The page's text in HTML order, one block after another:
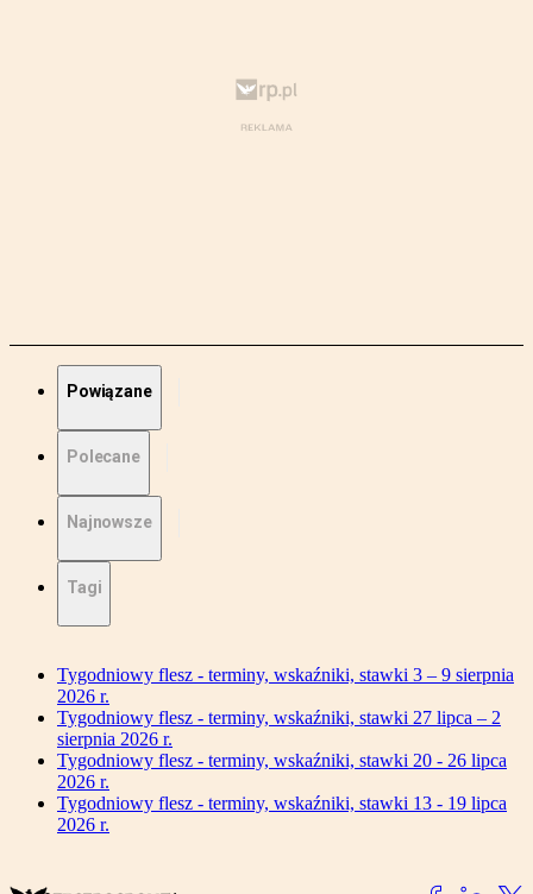
Powiązane
Polecane
Najnowsze
Tagi
Tygodniowy flesz - terminy, wskaźniki, stawki 3 – 9 sierpnia
2026 r.
Tygodniowy flesz - terminy, wskaźniki, stawki 27 lipca – 2
sierpnia 2026 r.
Tygodniowy flesz - terminy, wskaźniki, stawki 20 - 26 lipca
2026 r.
Tygodniowy flesz - terminy, wskaźniki, stawki 13 - 19 lipca
2026 r.